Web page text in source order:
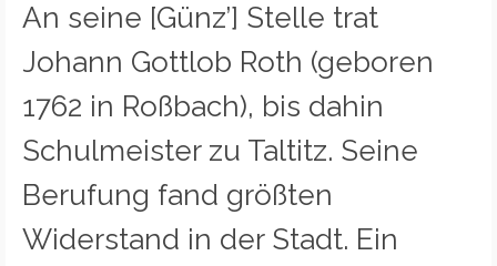
An seine [Günz’] Stelle trat
Johann Gottlob Roth (geboren
1762 in Roßbach), bis dahin
Schulmeister zu Taltitz. Seine
Berufung fand größten
Widerstand in der Stadt. Ein